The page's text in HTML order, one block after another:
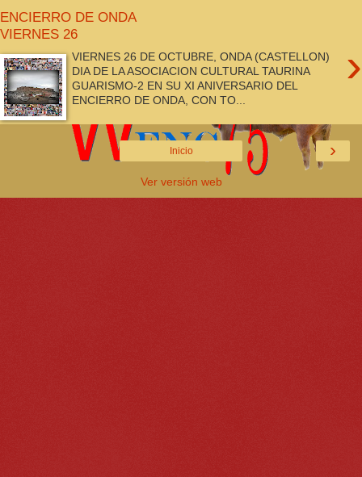
ENCIERRO DE ONDA
VIERNES 26
›
VIERNES 26 DE OCTUBRE, ONDA (CASTELLON)
DIA DE LA ASOCIACION CULTURAL TAURINA
GUARISMO-2 EN SU XI ANIVERSARIO DEL
ENCIERRO DE ONDA, CON TO...
›
Inicio
Ver versión web